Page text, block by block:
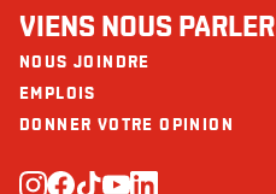
VIENS NOUS PARLER
NOUS JOINDRE
EMPLOIS
DONNER VOTRE OPINION